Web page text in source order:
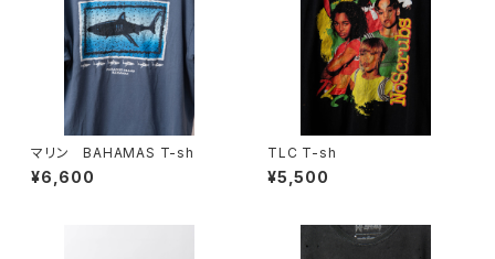
マリン BAHAMAS T-sh
¥6,600
TLC T-sh
¥5,500